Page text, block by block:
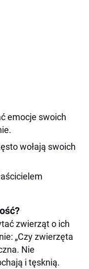
emocje swoich
wołają swoich
zwierząt o ich
„Czy zwierzęta
Nie
i tęsknią.